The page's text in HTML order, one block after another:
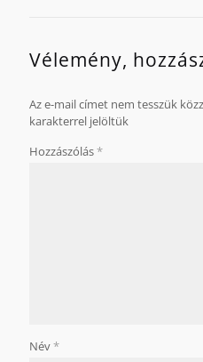
Vélemény,
Az e-mail címet nem tesszük
karakterrel jelöltük
Hozzászólás*
Név*